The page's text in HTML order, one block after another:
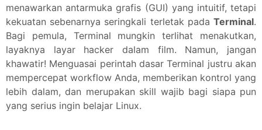
menawarkan antarmuka grafis (GUI) yang intuitif, tetapi
kekuatan sebenarnya seringkali terletak pada Terminal.
Bagi pemula, Terminal mungkin terlihat menakutkan,
layaknya layar hacker dalam film. Namun, jangan
khawatir! Menguasai perintah dasar Terminal justru akan
mempercepat workflow Anda, memberikan kontrol yang
lebih dalam, dan merupakan skill wajib bagi siapa pun
yang serius ingin belajar Linux.